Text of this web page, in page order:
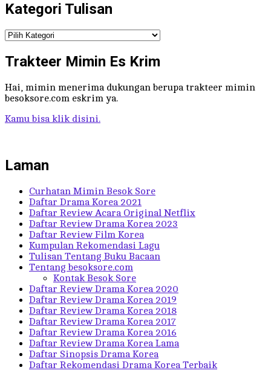
Kategori Tulisan
Kategori
Trakteer Mimin Es Krim
Hai, mimin menerima dukungan berupa trakteer mimin
besoksore.com eskrim ya.
Kamu bisa klik disini.
Laman
Curhatan Mimin Besok Sore
Daftar Drama Korea 2021
Daftar Review Acara Original Netflix
Daftar Review Drama Korea 2023
Daftar Review Film Korea
Kumpulan Rekomendasi Lagu
Tulisan Tentang Buku Bacaan
Tentang besoksore.com
Kontak Besok Sore
Daftar Review Drama Korea 2020
Daftar Review Drama Korea 2019
Daftar Review Drama Korea 2018
Daftar Review Drama Korea 2017
Daftar Review Drama Korea 2016
Daftar Review Drama Korea Lama
Daftar Sinopsis Drama Korea
Daftar Rekomendasi Drama Korea Terbaik